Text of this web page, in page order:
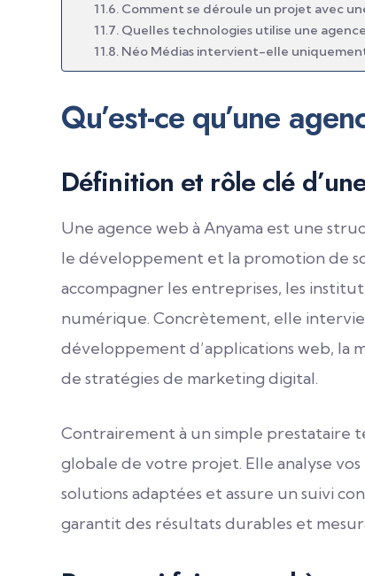
Comment se déroule un projet avec
Quelles technologies utilise une
Néo Médias intervient-elle
Qu’est-ce qu’une
Définition et rôle clé
Une agence web à Anyama est une
le développement et la promotion de
accompagner les entreprises, les
numérique. Concrètement, elle
développement d’applications web, la
de stratégies de marketing digital.
Contrairement à un simple prestataire
globale de votre projet. Elle analyse
solutions adaptées et assure un suivi
garantit des résultats durables et